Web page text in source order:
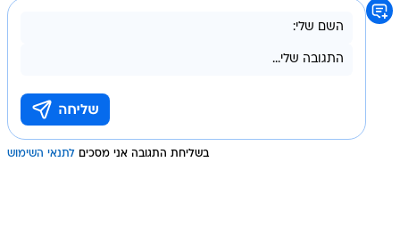
בשליחת התגובה אני מסכים לתנאי השימוש